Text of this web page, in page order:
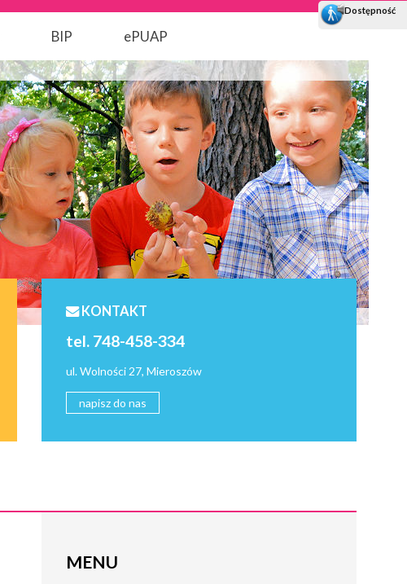
BIP ePUAP
KONTAKT
tel. 748-458-334
ul. Wolności 27, Mieroszów
napisz do nas
MENU